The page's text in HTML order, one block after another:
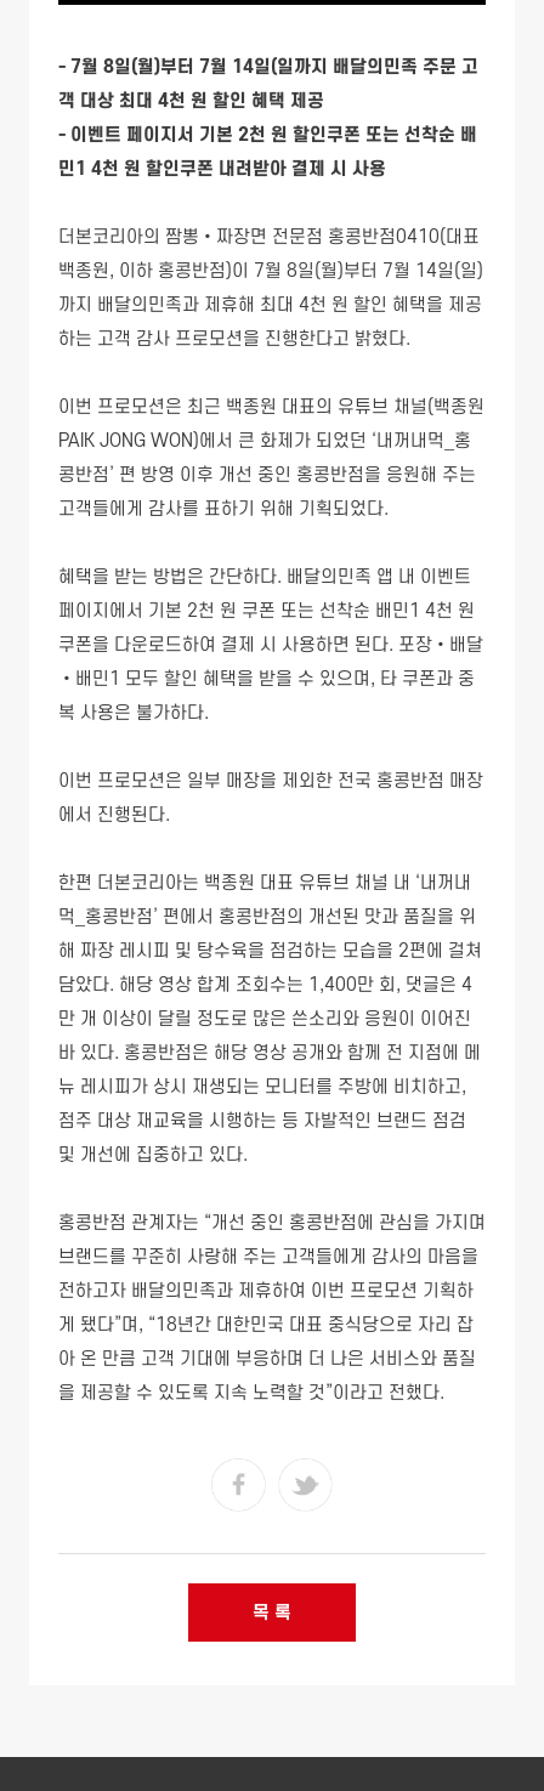
- 7월 8일(월)부터 7월 14일(일까지 배달의민족 주문 고
객 대상 최대 4천 원 할인 혜택 제공
- 이벤트 페이지서 기본 2천 원 할인쿠폰 또는 선착순 배
민1 4천 원 할인쿠폰 내려받아 결제 시 사용
더본코리아의 짬뽕•짜장면 전문점 홍콩반점0410(대표
백종원, 이하 홍콩반점)이 7월 8일(월)부터 7월 14일(일)
까지 배달의민족과 제휴해 최대 4천 원 할인 혜택을 제공
하는 고객 감사 프로모션을 진행한다고 밝혔다.
이번 프로모션은 최근 백종원 대표의 유튜브 채널(백종원
PAIK JONG WON)에서 큰 화제가 되었던 ‘내꺼내먹_홍
콩반점’ 편 방영 이후 개선 중인 홍콩반점을 응원해 주는
고객들에게 감사를 표하기 위해 기획되었다.
혜택을 받는 방법은 간단하다. 배달의민족 앱 내 이벤트
페이지에서 기본 2천 원 쿠폰 또는 선착순 배민1 4천 원
쿠폰을 다운로드하여 결제 시 사용하면 된다. 포장•배달
•배민1 모두 할인 혜택을 받을 수 있으며, 타 쿠폰과 중
복 사용은 불가하다.
이번 프로모션은 일부 매장을 제외한 전국 홍콩반점 매장
에서 진행된다.
한편 더본코리아는 백종원 대표 유튜브 채널 내 ‘내꺼내
먹_홍콩반점’ 편에서 홍콩반점의 개선된 맛과 품질을 위
해 짜장 레시피 및 탕수육을 점검하는 모습을 2편에 걸쳐
담았다. 해당 영상 합계 조회수는 1,400만 회, 댓글은 4
만 개 이상이 달릴 정도로 많은 쓴소리와 응원이 이어진
바 있다. 홍콩반점은 해당 영상 공개와 함께 전 지점에 메
뉴 레시피가 상시 재생되는 모니터를 주방에 비치하고,
점주 대상 재교육을 시행하는 등 자발적인 브랜드 점검
및 개선에 집중하고 있다.
홍콩반점 관계자는 “개선 중인 홍콩반점에 관심을 가지며
브랜드를 꾸준히 사랑해 주는 고객들에게 감사의 마음을
전하고자 배달의민족과 제휴하여 이번 프로모션 기획하
게 됐다”며, “18년간 대한민국 대표 중식당으로 자리 잡
아 온 만큼 고객 기대에 부응하며 더 나은 서비스와 품질
을 제공할 수 있도록 지속 노력할 것”이라고 전했다.
목 록